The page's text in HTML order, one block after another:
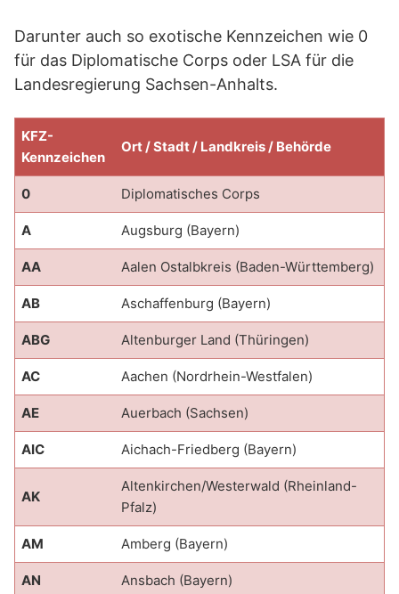
Darunter auch so exotische Kennzeichen wie 0
für das Diplomatische Corps oder LSA für die
Landesregierung Sachsen-Anhalts.
KFZ-
Kennzeichen
Ort / Stadt / Landkreis / Behörde
0 Diplomatisches Corps
A Augsburg (Bayern)
AA Aalen Ostalbkreis (Baden-Württemberg)
AB Aschaffenburg (Bayern)
ABG Altenburger Land (Thüringen)
AC Aachen (Nordrhein-Westfalen)
AE Auerbach (Sachsen)
AIC Aichach-Friedberg (Bayern)
AK
Altenkirchen/Westerwald (Rheinland-
Pfalz)
AM Amberg (Bayern)
AN Ansbach (Bayern)